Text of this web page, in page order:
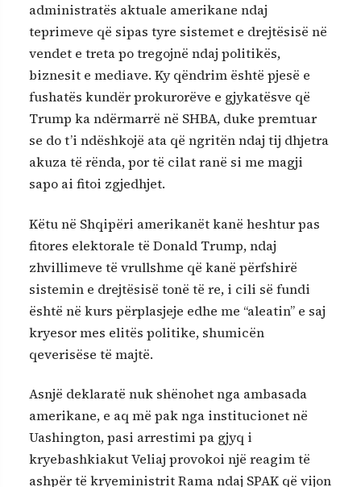
administratës aktuale amerikane ndaj
teprimeve që sipas tyre sistemet e drejtësisë në
vendet e treta po tregojnë ndaj politikës,
biznesit e mediave. Ky qëndrim është pjesë e
fushatës kundër prokurorëve e gjykatësve që
Trump ka ndërmarrë në SHBA, duke premtuar
se do t’i ndëshkojë ata që ngritën ndaj tij dhjetra
akuza të rënda, por të cilat ranë si me magji
sapo ai fitoi zgjedhjet.
Këtu në Shqipëri amerikanët kanë heshtur pas
fitores elektorale të Donald Trump, ndaj
zhvillimeve të vrullshme që kanë përfshirë
sistemin e drejtësisë tonë të re, i cili së fundi
është në kurs përplasjeje edhe me “aleatin” e saj
kryesor mes elitës politike, shumicën
qeverisëse të majtë.
Asnjë deklaratë nuk shënohet nga ambasada
amerikane, e aq më pak nga institucionet në
Uashington, pasi arrestimi pa gjyq i
kryebashkiakut Veliaj provokoi një reagim të
ashpër të kryeministrit Rama ndaj SPAK që vijon